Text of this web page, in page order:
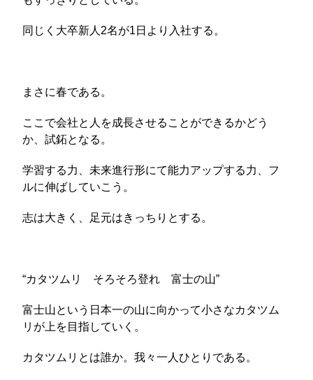
同じく大卒新人2名が1日より入社する。
まさに春である。
ここで会社と人を成長させることができるかどう
か、試鉐となる。
学習する力、未来進行形にて能力アップする力、フ
ルに伸ばしていこう。
志は大きく、足元はきっちりとする。
“カタツムリ そろそろ登れ 富士の山”
富士山という日本一の山に向かって小さなカタツム
リが上を目指していく。
カタツムリとは誰か。我々一人ひとりである。